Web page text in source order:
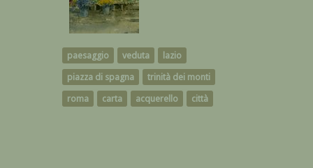
paesaggio veduta lazio
piazza di spagna trinità dei monti
roma carta acquerello città